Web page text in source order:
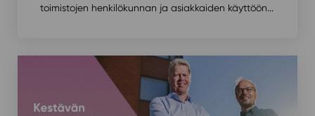
toimistojen henkilökunnan ja asiakkaiden käyttöön...